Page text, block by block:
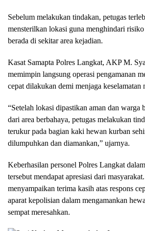
Sebelum melakukan tindakan, petugas
mensterilkan lokasi guna menghindari
berada di sekitar area kejadian.
Kasat Samapta Polres Langkat, AKP M.
memimpin langsung operasi pengamanan
cepat dilakukan demi menjaga keselamatan
“Setelah lokasi dipastikan aman dan warga
dari area berbahaya, petugas melakukan
terukur pada bagian kaki hewan kurban
dilumpuhkan dan diamankan,” ujarnya.
Keberhasilan personel Polres Langkat
tersebut mendapat apresiasi dari
menyampaikan terima kasih atas respons
aparat kepolisian dalam mengamankan
sempat meresahkan.